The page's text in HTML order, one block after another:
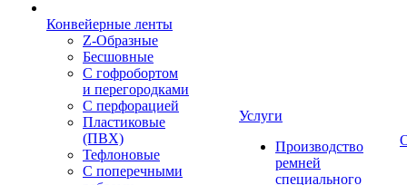
Конвейерные ленты
Z-Образные
Бесшовные
С гофробортом
и перегородками
С перфорацией
Пластиковые
(ПВХ)
Тефлоновые
С поперечными
Услуги
Производство
ремней
специального